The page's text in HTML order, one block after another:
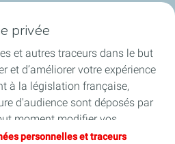
d'énergie
privée
et autres traceurs dans le but
et d’améliorer votre expérience
à la législation française,
d'audience sont déposés par
moment modifier vos
sur le bouton « Gérer
personnelles et traceurs